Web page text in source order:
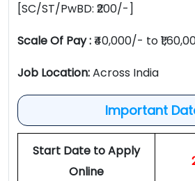
[SC/ST/PwBD: ₹200/-]
Scale Of Pay :₹40,000/- to
Job Location:Across India
Important
Start Date to Apply
Online